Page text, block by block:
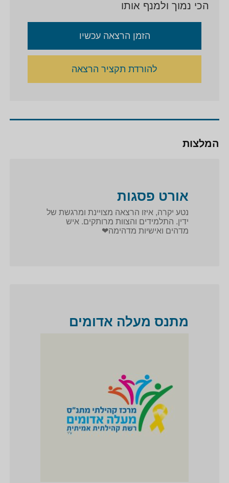
הכי נמוך ולמנף אותו
הזמן הרצאה עכשיו
להורדת תקציר הרצאה
המלצות
אורט פסגות
נטע יקרה, איזו הרצאה מצויינת ומרגשת של
ידין. התלמידים והצוות מרותקים. איש
מדהים ואישיות מדהימה❤
מתנס מעלה אדומים